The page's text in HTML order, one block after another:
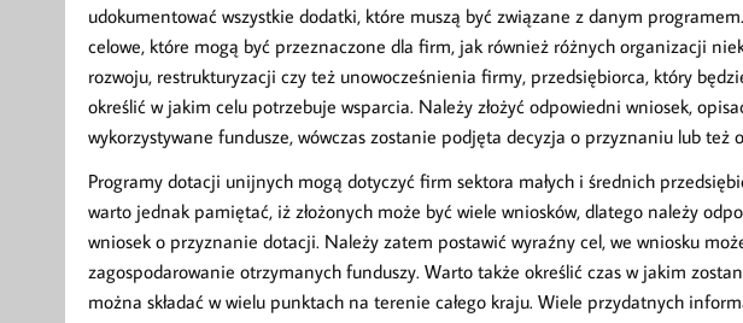
udokumentować wszystkie dodatki, które muszą być związane z danym
celowe, które mogą być przeznaczone dla firm, jak również różnych organizacji
rozwoju, restrukturyzacji czy też unowocześnienia firmy, przedsiębiorca, który
określić w jakim celu potrzebuje wsparcia. Należy złożyć odpowiedni wniosek,
wykorzystywane fundusze, wówczas zostanie podjęta decyzja o przyznaniu lub też
Programy dotacji unijnych mogą dotyczyć firm sektora małych i średnich
warto jednak pamiętać, iż złożonych może być wiele wniosków, dlatego należy
wniosek o przyznanie dotacji. Należy zatem postawić wyraźny cel, we wniosku
zagospodarowanie otrzymanych funduszy. Warto także określić czas w jakim
można składać w wielu punktach na terenie całego kraju. Wiele przydatnych